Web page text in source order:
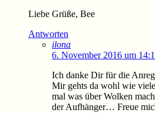
Liebe Grüße, Bee
Antworten
ilona
6. November 2016 um
Ich danke Dir für die
Mir gehts da wohl wie
mal was über Wolken
der Aufhänger… Freue